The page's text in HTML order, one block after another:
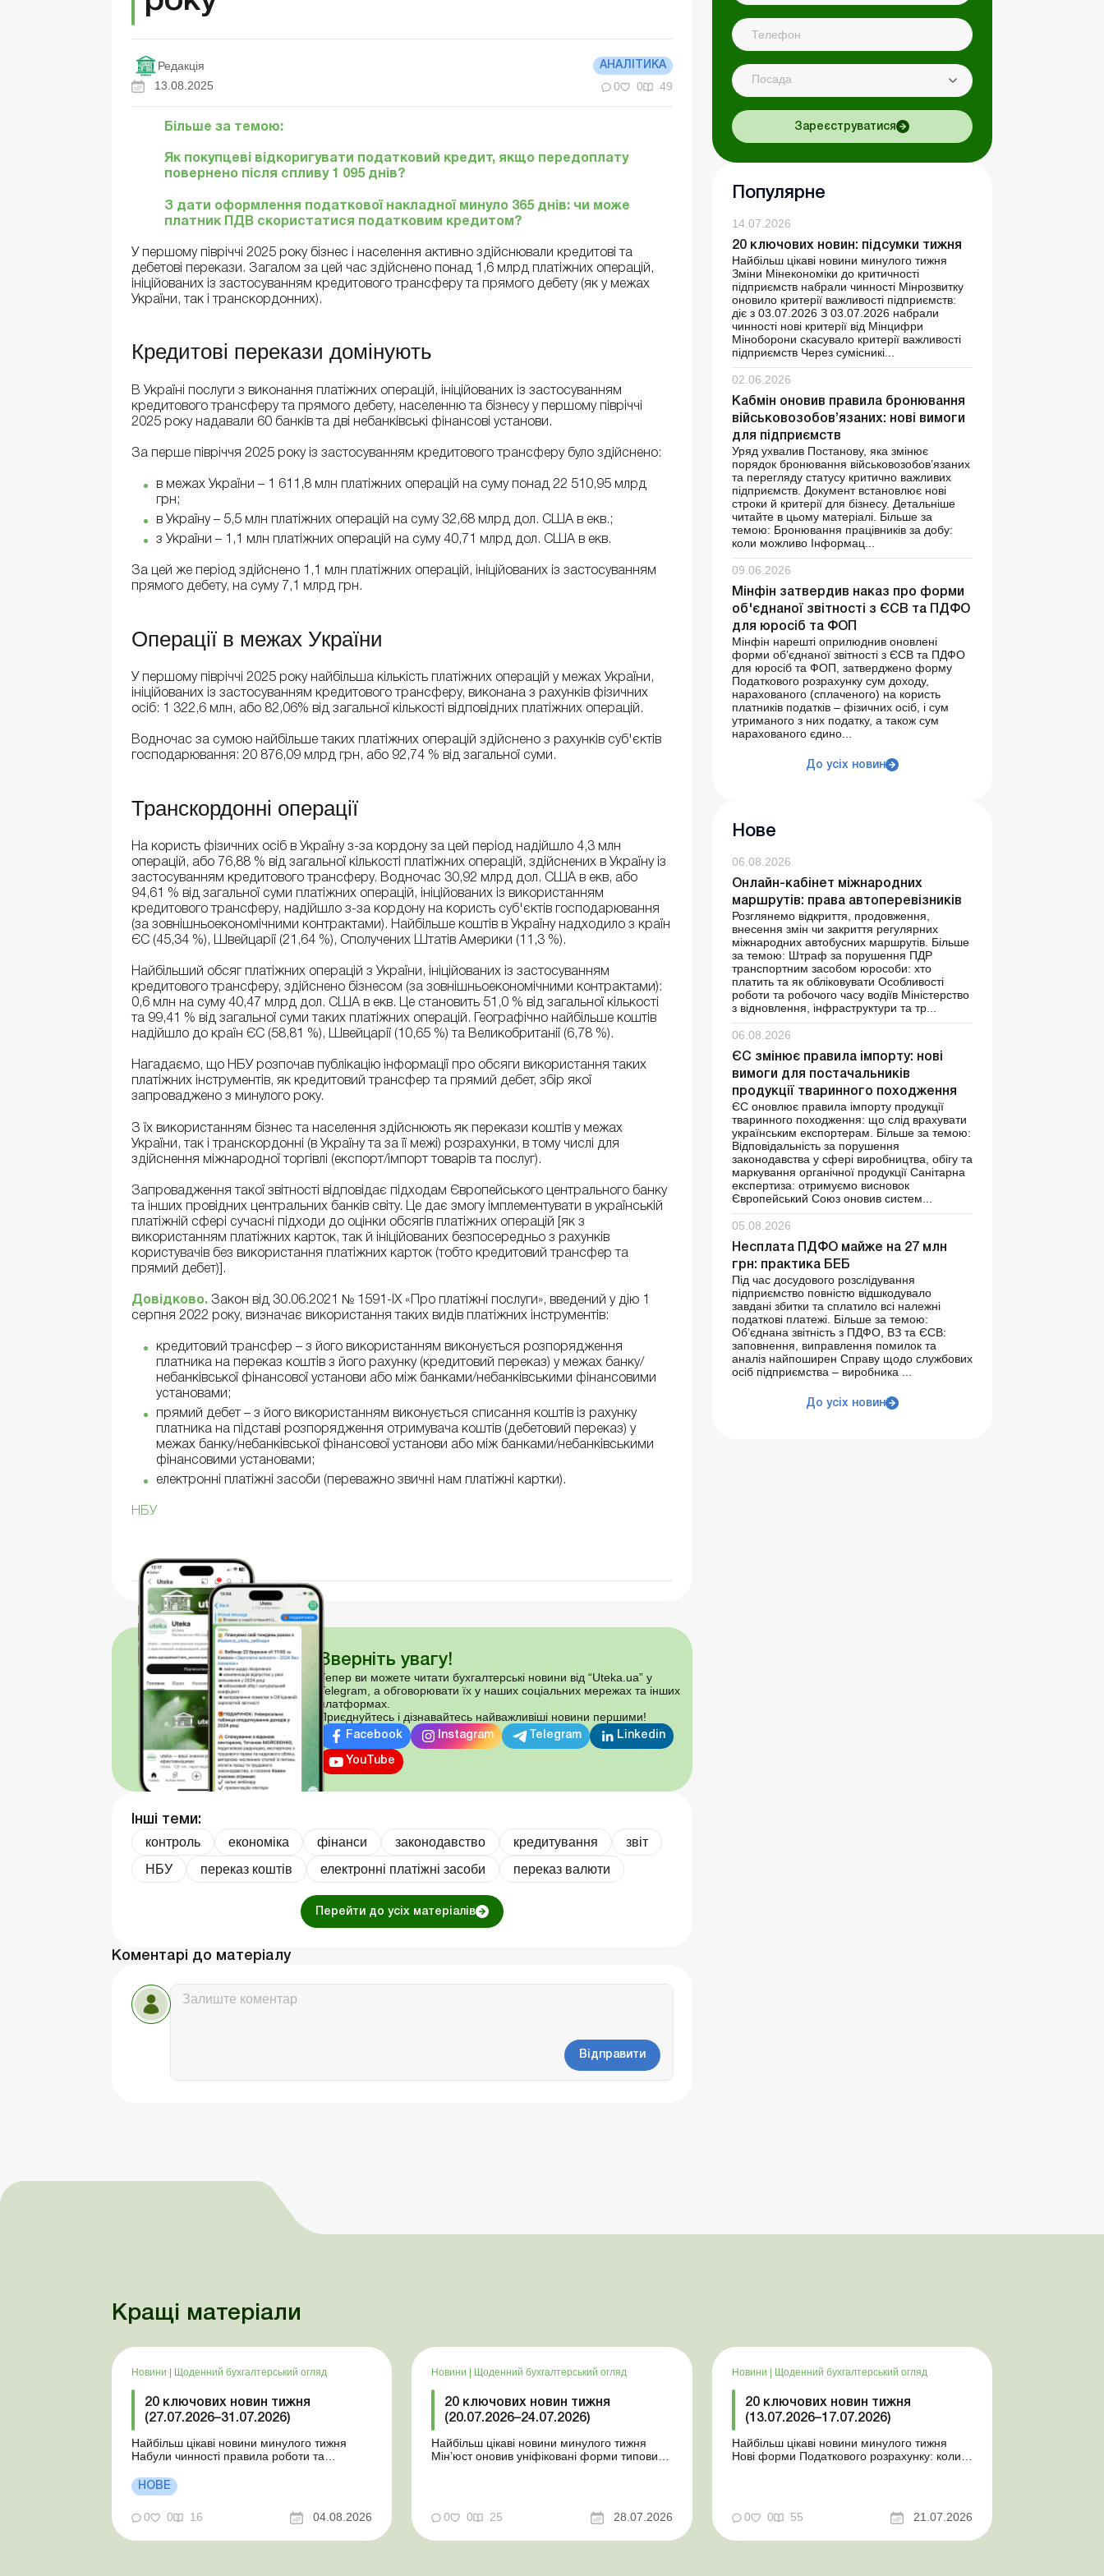
Редакція АНАЛІТИКА
13.08.2025 0 0 49
Більше за темою:
Як покупцеві відкоригувати податковий кредит, якщо передоплату
повернено після спливу 1 095 днів?
З дати оформлення податкової накладної минуло 365 днів: чи може
платник ПДВ скористатися податковим кредитом?
У першому півріччі 2025 року бізнес і населення активно здійснювали кредитові та
дебетові перекази. Загалом за цей час здійснено понад 1,6 млрд платіжних операцій,
ініційованих із застосуванням кредитового трансферу та прямого дебету (як у межах
України, так і транскордонних).
Кредитові перекази домінують
В Україні послуги з виконання платіжних операцій, ініційованих із застосуванням
кредитового трансферу та прямого дебету, населенню та бізнесу у першому півріччі
2025 року надавали 60 банків та дві небанківські фінансові установи.
За перше півріччя 2025 року із застосуванням кредитового трансферу було здійснено:
в межах України – 1 611,8 млн платіжних операцій на суму понад 22 510,95 млрд
грн;
в Україну – 5,5 млн платіжних операцій на суму 32,68 млрд дол. США в екв.;
з України – 1,1 млн платіжних операцій на суму 40,71 млрд дол. США в екв.
За цей же період здійснено 1,1 млн платіжних операцій, ініційованих із застосуванням
прямого дебету, на суму 7,1 млрд грн.
Операції в межах України
У першому півріччі 2025 року найбільша кількість платіжних операцій у межах України,
ініційованих із застосуванням кредитового трансферу, виконана з рахунків фізичних
осіб: 1 322,6 млн, або 82,06% від загальної кількості відповідних платіжних операцій.
Водночас за сумою найбільше таких платіжних операцій здійснено з рахунків суб'єктів
господарювання: 20 876,09 млрд грн, або 92,74 % від загальної суми.
Транскордонні операції
На користь фізичних осіб в Україну з-за кордону за цей період надійшло 4,3 млн
операцій, або 76,88 % від загальної кількості платіжних операцій, здійснених в Україну із
застосуванням кредитового трансферу. Водночас 30,92 млрд дол. США в екв, або
94,61 % від загальної суми платіжних операцій, ініційованих із використанням
кредитового трансферу, надійшло з-за кордону на користь суб'єктів господарювання
(за зовнішньоекономічними контрактами). Найбільше коштів в Україну надходило з країн
ЄС (45,34 %), Швейцарії (21,64 %), Сполучених Штатів Америки (11,3 %).
Найбільший обсяг платіжних операцій з України, ініційованих із застосуванням
кредитового трансферу, здійснено бізнесом (за зовнішньоекономічними контрактами):
0,6 млн на суму 40,47 млрд дол. США в екв. Це становить 51,0 % від загальної кількості
та 99,41 % від загальної суми таких платіжних операцій. Географічно найбільше коштів
надійшло до країн ЄС (58,81 %), Швейцарії (10,65 %) та Великобританії (6,78 %).
Нагадаємо, що НБУ розпочав публікацію інформації про обсяги використання таких
платіжних інструментів, як кредитовий трансфер та прямий дебет, збір якої
запроваджено з минулого року.
З їх використанням бізнес та населення здійснюють як перекази коштів у межах
України, так і транскордонні (в Україну та за її межі) розрахунки, в тому числі для
здійснення міжнародної торгівлі (експорт/імпорт товарів та послуг).
Запровадження такої звітності відповідає підходам Європейського центрального банку
та інших провідних центральних банків світу. Це дає змогу імплементувати в українській
платіжній сфері сучасні підходи до оцінки обсягів платіжних операцій [як з
використанням платіжних карток, так й ініційованих безпосередньо з рахунків
користувачів без використання платіжних карток (тобто кредитовий трансфер та
прямий дебет)].
Довідково. Закон від 30.06.2021 № 1591-IX «Про платіжні послуги», введений у дію 1
серпня 2022 року, визначає використання таких видів платіжних інструментів:
кредитовий трансфер – з його використанням виконується розпорядження
платника на переказ коштів з його рахунку (кредитовий переказ) у межах банку/
небанківської фінансової установи або між банками/небанківськими фінансовими
установами;
прямий дебет – з його використанням виконується списання коштів із рахунку
платника на підставі розпорядження отримувача коштів (дебетовий переказ) у
межах банку/небанківської фінансової установи або між банками/небанківськими
фінансовими установами;
електронні платіжні засоби (переважно звичні нам платіжні картки).
НБУ
Зверніть увагу!
Тепер ви можете читати бухгалтерські новини від “Uteka.ua” у
Telegram, а обговорювати їх у наших соціальних мережах та інших
платформах.
Приєднуйтесь і дізнавайтесь найважливіші новини першими!
Facebook Instagram Telegram Linkedin
YouTube
Інші теми:
контроль економіка фінанси законодавство кредитування
звіт
НБУ
переказ коштів електронні платіжні засоби переказ валюти
Перейти до усіх матеріалів
Коментарі до матеріалу
Відправити
Посада
Зареєструватися
Популярне
14.07.2026
20 ключових новин: підсумки тижня
Найбільш цікаві новини минулого тижня
Зміни Мінекономіки до критичності
підприємств набрали чинності Мінрозвитку
оновило критерії важливості підприємств:
діє з 03.07.2026 З 03.07.2026 набрали
чинності нові критерії від Мінцифри
Міноборони скасувало критерії важливості
підприємств Через сумісникі...
02.06.2026
Кабмін оновив правила бронювання
військовозобов’язаних: нові вимоги
для підприємств
Уряд ухвалив Постанову, яка змінює
порядок бронювання військовозобов’язаних
та перегляду статусу критично важливих
підприємств. Документ встановлює нові
строки й критерії для бізнесу. Детальніше
читайте в цьому матеріалі. Більше за
темою: Бронювання працівників за добу:
коли можливо Інформац...
09.06.2026
Мінфін затвердив наказ про форми
об'єднаної звітності з ЄСВ та ПДФО
для юросіб та ФОП
Мінфін нарешті оприлюднив оновлені
форми об’єднаної звітності з ЄСВ та ПДФО
для юросіб та ФОП, затверджено форму
Податкового розрахунку сум доходу,
нарахованого (сплаченого) на користь
платників податків – фізичних осіб, і сум
утриманого з них податку, а також сум
нарахованого єдино...
До усіх новин
Нове
06.08.2026
Онлайн-кабінет міжнародних
маршрутів: права автоперевізників
Розглянемо відкриття, продовження,
внесення змін чи закриття регулярних
міжнародних автобусних маршрутів. Більше
за темою: Штраф за порушення ПДР
транспортним засобом юрособи: хто
платить та як обліковувати Особливості
роботи та робочого часу водіїв Міністерство
з відновлення, інфраструктури та тр...
06.08.2026
ЄС змінює правила імпорту: нові
вимоги для постачальників
продукції тваринного походження
ЄС оновлює правила імпорту продукції
тваринного походження: що слід врахувати
українським експортерам. Більше за темою:
Відповідальність за порушення
законодавства у сфері виробництва, обігу та
маркування органічної продукції Санітарна
експертиза: отримуємо висновок
Європейський Союз оновив систем...
05.08.2026
Несплата ПДФО майже на 27 млн
грн: практика БЕБ
Під час досудового розслідування
підприємство повністю відшкодувало
завдані збитки та сплатило всі належні
податкові платежі. Більше за темою:
Об’єднана звітність з ПДФО, ВЗ та ЄСВ:
заповнення, виправлення помилок та
аналіз найпоширен Справу щодо службових
осіб підприємства – виробника ...
До усіх новин
Кращі матеріали
Новини | Щоденний бухгалтерський огляд
20 ключових новин тижня
(27.07.2026–31.07.2026)
Найбільш цікаві новини минулого тижня
Набули чинності правила роботи та
закони про мобілізацію та воєнний стан Для
сільгосппідприємств і ФОП запроваджено
нові одноразові статистичні форми З 2
серпня змінюється порядок зарахування
НОВЕ
0 0 16 04.08.2026
Новини | Щоденний бухгалтерський огляд
20 ключових новин тижня
(20.07.2026–24.07.2026)
Найбільш цікаві новини минулого тижня
Мін’юст оновив уніфіковані форми типових
«у розшуку»: що потрібно знати
0 0 25 28.07.2026
Новини | Щоденний бухгалтерський огляд
20 ключових новин тижня
(13.07.2026–17.07.2026)
Найбільш цікаві новини минулого тижня
Нові форми Податкового розрахунку: коли
Координаційний центр з організації
0 0 55 21.07.2026